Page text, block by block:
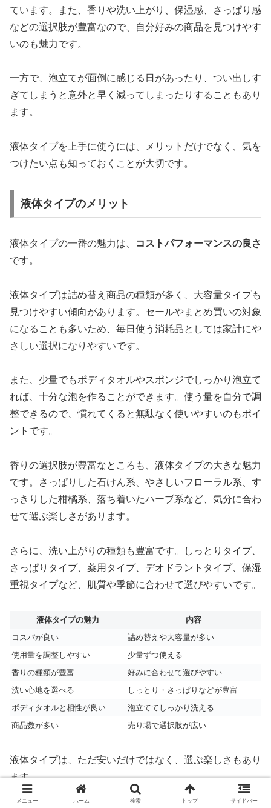
ています。また、香りや洗い上がり、保湿感、さっぱり感
などの選択肢が豊富なので、自分好みの商品を見つけやす
いのも魅力です。
一方で、泡立てが面倒に感じる日があったり、つい出しす
ぎてしまうと意外と早く減ってしまったりすることもあり
ます。
液体タイプを上手に使うには、メリットだけでなく、気を
つけたい点も知っておくことが大切です。
液体タイプのメリット
液体タイプの一番の魅力は、
コストパフォーマンスの良さ
です。
液体タイプは詰め替え商品の種類が多く、大容量タイプも
見つけやすい傾向があります。セールやまとめ買いの対象
になることも多いため、毎日使う消耗品としては家計にや
さしい選択になりやすいです。
また、少量でもボディタオルやスポンジでしっかり泡立て
れば、十分な泡を作ることができます。使う量を自分で調
整できるので、慣れてくると無駄なく使いやすいのもポイ
ントです。
香りの選択肢が豊富なところも、液体タイプの大きな魅力
です。さっぱりした石けん系、やさしいフローラル系、す
っきりした柑橘系、落ち着いたハーブ系など、気分に合わ
せて選ぶ楽しさがあります。
さらに、洗い上がりの種類も豊富です。しっとりタイプ、
さっぱりタイプ、薬用タイプ、デオドラントタイプ、保湿
重視タイプなど、肌質や季節に合わせて選びやすいです。
液体タイプの魅力
内容
コスパが良い
詰め替えや大容量が多い
使用量を調整しやすい
少量ずつ使える
香りの種類が豊富
好みに合わせて選びやすい
洗い心地を選べる
しっとり・さっぱりなどが豊富
ボディタオルと相性が良い
泡立ててしっかり洗える
商品数が多い
売り場で選択肢が広い
液体タイプは、ただ安いだけではなく、選ぶ楽しさもあり
ます。
メニュー ホーム 検索 トップ サイドバー